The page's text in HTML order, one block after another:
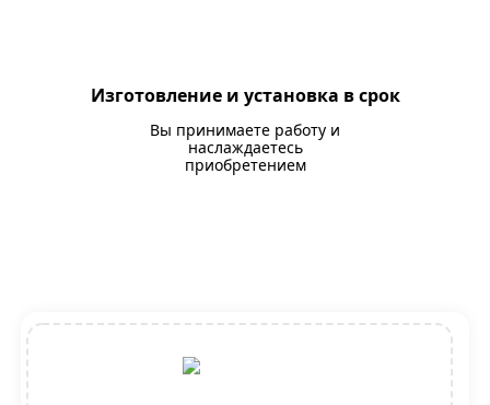
Изготовление и установка в срок
Вы принимаете работу и
наслаждаетесь
приобретением